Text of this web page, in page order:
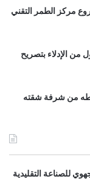
مركز الطمر التقني
من الإدلاء بتصريح
من شرفة شقته
للصناعة التقليدية